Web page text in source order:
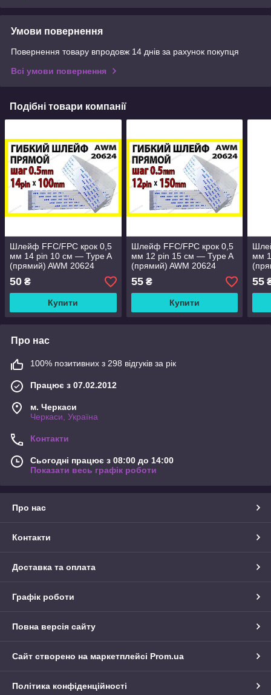
Умови повернення
Повернення товару впродовж 14 днів за рахунок покупця
Всі умови повернення
Подібні товари компанії
Шлейф FFC/FPC крок 0,5
мм 14 pin 10 см — Type A
(прямий) AWM 20624
50 ₴
Купити
Шлейф FFC/FPC крок 0,5
мм 12 pin 15 см — Type A
(прямий) AWM 20624
55₴
Купити
мм
55
Про нас
100% позитивних з 298 відгуків за рік
Працює з 07.02.2012
м. Черкаси
Черкаси, Україна
Контакти
Сьогодні працює з 08:00 до 14:00
Показати весь графік роботи
Про нас
Контакти
Доставка та оплата
Графік роботи
Повна версія сайту
Сайт створено на маркетплейсі Prom.ua
Політика конфіденційності